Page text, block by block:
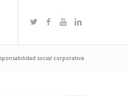
social corporativa